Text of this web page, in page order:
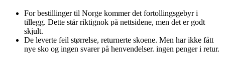
For bestillinger til Norge kommer det fortollingsgebyr i
tillegg. Dette står riktignok på nettsidene, men det er godt
skjult.
De leverte feil størrelse, returnerte skoene. Men har ikke fått
nye sko og ingen svarer på henvendelser. ingen penger i retur.